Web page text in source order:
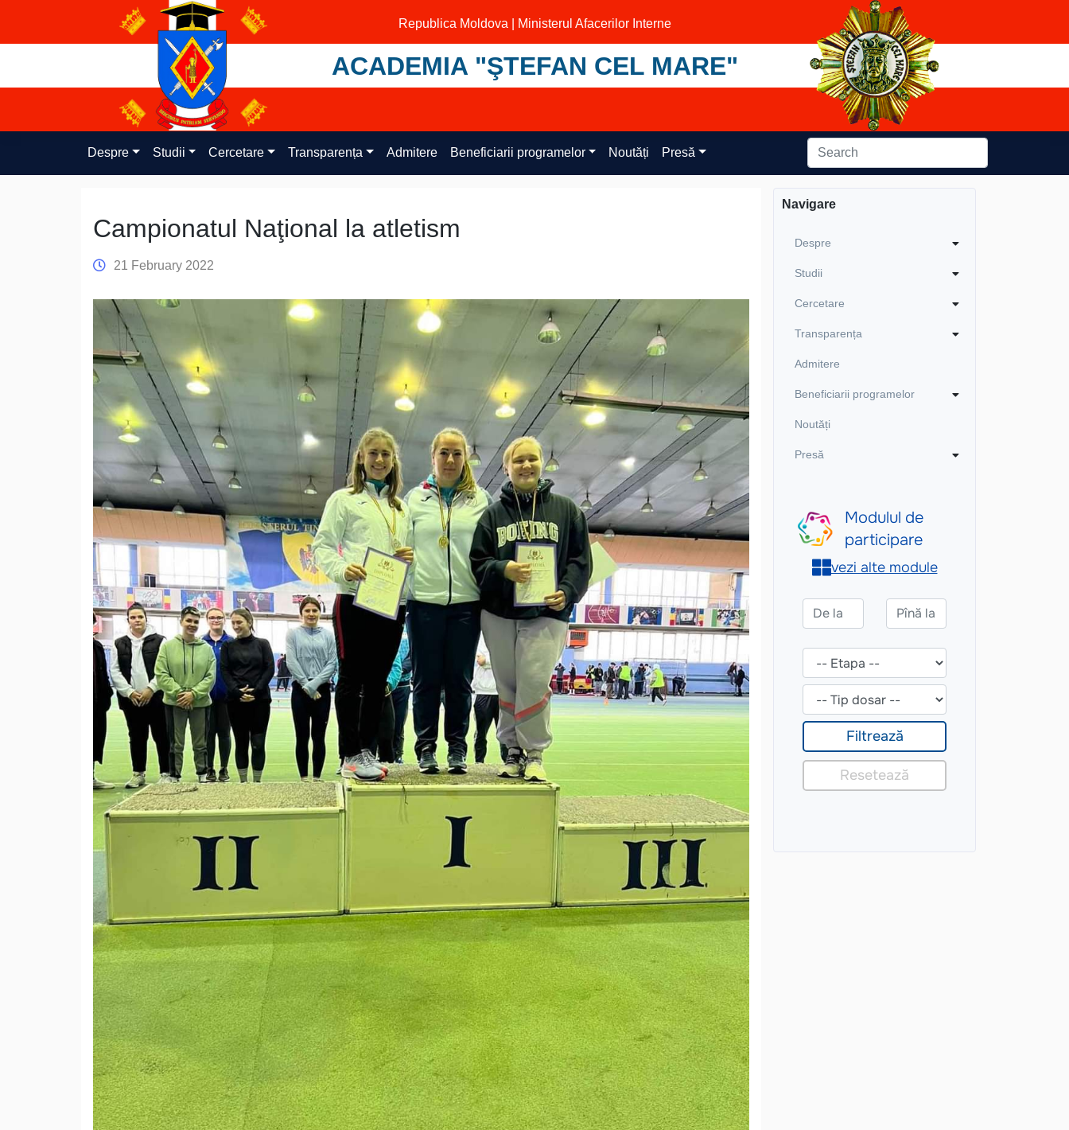
content
Republica Moldova | Ministerul Afacerilor Interne
ACADEMIA "ŞTEFAN CEL MARE"
Despre Studii Cercetare Transparența Admitere Beneficiarii programelor Noutăți Presă
Campionatul Naţional la atletism
21 February 2022
Navigare
Despre
Studii
Cercetare
Transparența
Admitere
Beneficiarii programelor
Noutăți
Presă